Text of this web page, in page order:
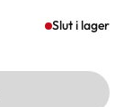
Slut i lager